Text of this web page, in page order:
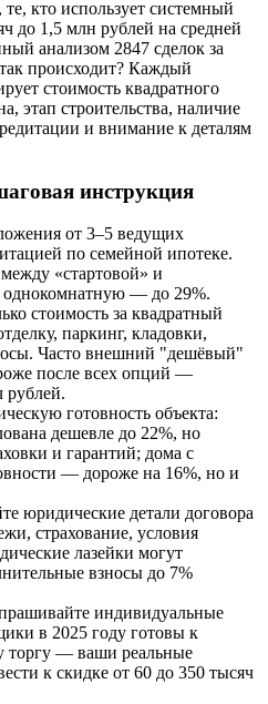
кто использует системный
до 1,5 млн рублей на средней
анализом 2847 сделок за
происходит? Каждый
стоимость квадратного
этап строительства, наличие
и внимание к деталям
инструкция
от 3–5 ведущих
по семейной ипотеке.
«стартовой» и
— до 29%.
стоимость за квадратный
паркинг, кладовки,
Часто внешний "дешёвый"
после всех опций —
рублей.
готовность объекта:
дешевле до 22%, но
и гарантий; дома с
— дороже на 16%, но и
юридические детали договора
страхование, условия
лазейки могут
взносы до 7%
индивидуальные
в 2025 году готовы к
торгу — ваши реальные
к скидке от 60 до 350 тысяч